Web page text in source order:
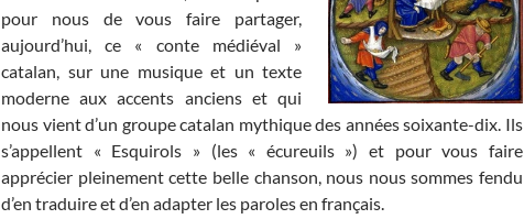
pour nous de vous faire partager,
aujourd’hui, ce « conte médiéval »
catalan, sur une musique et un texte
moderne aux accents anciens et qui
nous vient d’un groupe catalan mythique des années soixante-dix. Ils
s’appellent « Esquirols » (les « écureuils ») et pour vous faire
apprécier pleinement cette belle chanson, nous nous sommes fendu
d’en traduire et d’en adapter les paroles en français.